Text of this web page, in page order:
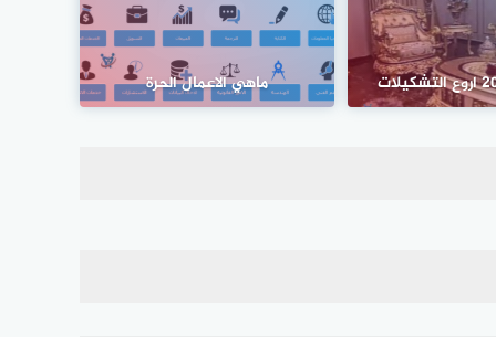
ماهي الاعمال الحرة